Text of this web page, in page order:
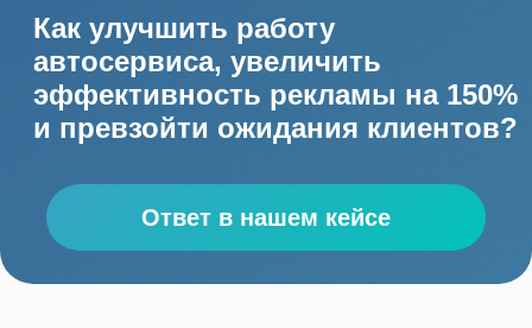
Отсутствие единой базы
данных по заказчикам
Ошибки в учете, вызванные
Нестыковки в расписании